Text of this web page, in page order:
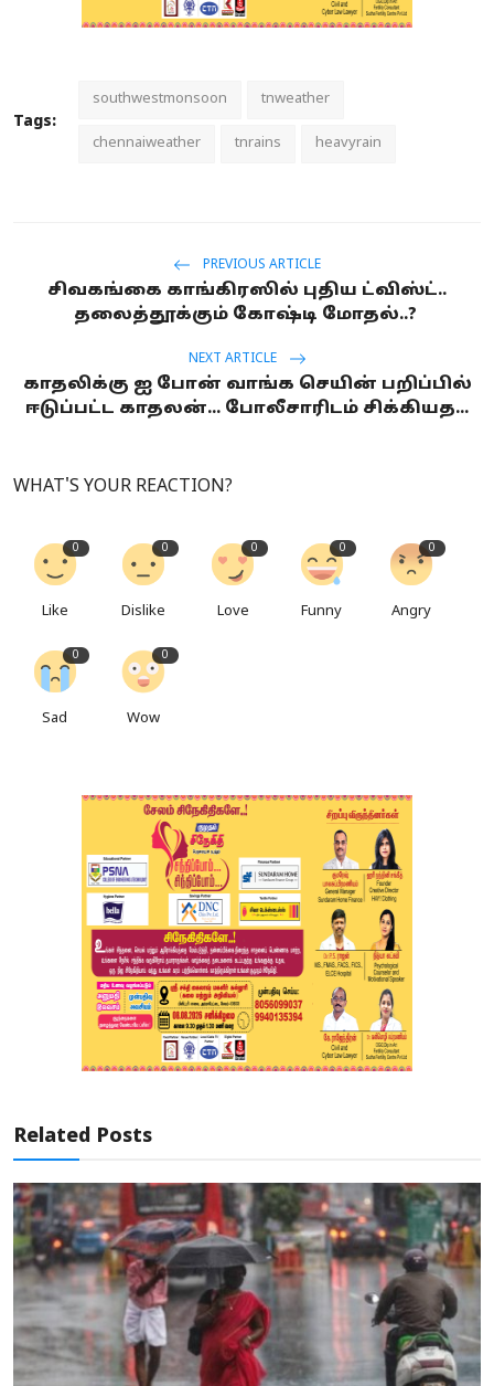
Tags:
southwestmonsoon tnweather
chennaiweather tnrains heavyrain
PREVIOUS ARTICLE
சிவகங்கை காங்கிரஸில் புதிய ட்விஸ்ட்..
தலைத்தூக்கும் கோஷ்டி மோதல்..?
NEXT ARTICLE
காதலிக்கு ஐ போன் வாங்க செயின் பறிப்பில்
ஈடுப்பட்ட காதலன்... போலீசாரிடம் சிக்கியத...
WHAT'S YOUR REACTION?
0
Like
0
Dislike
0
Love
0
Funny
0
Angry
0
Sad
0
Wow
Related Posts